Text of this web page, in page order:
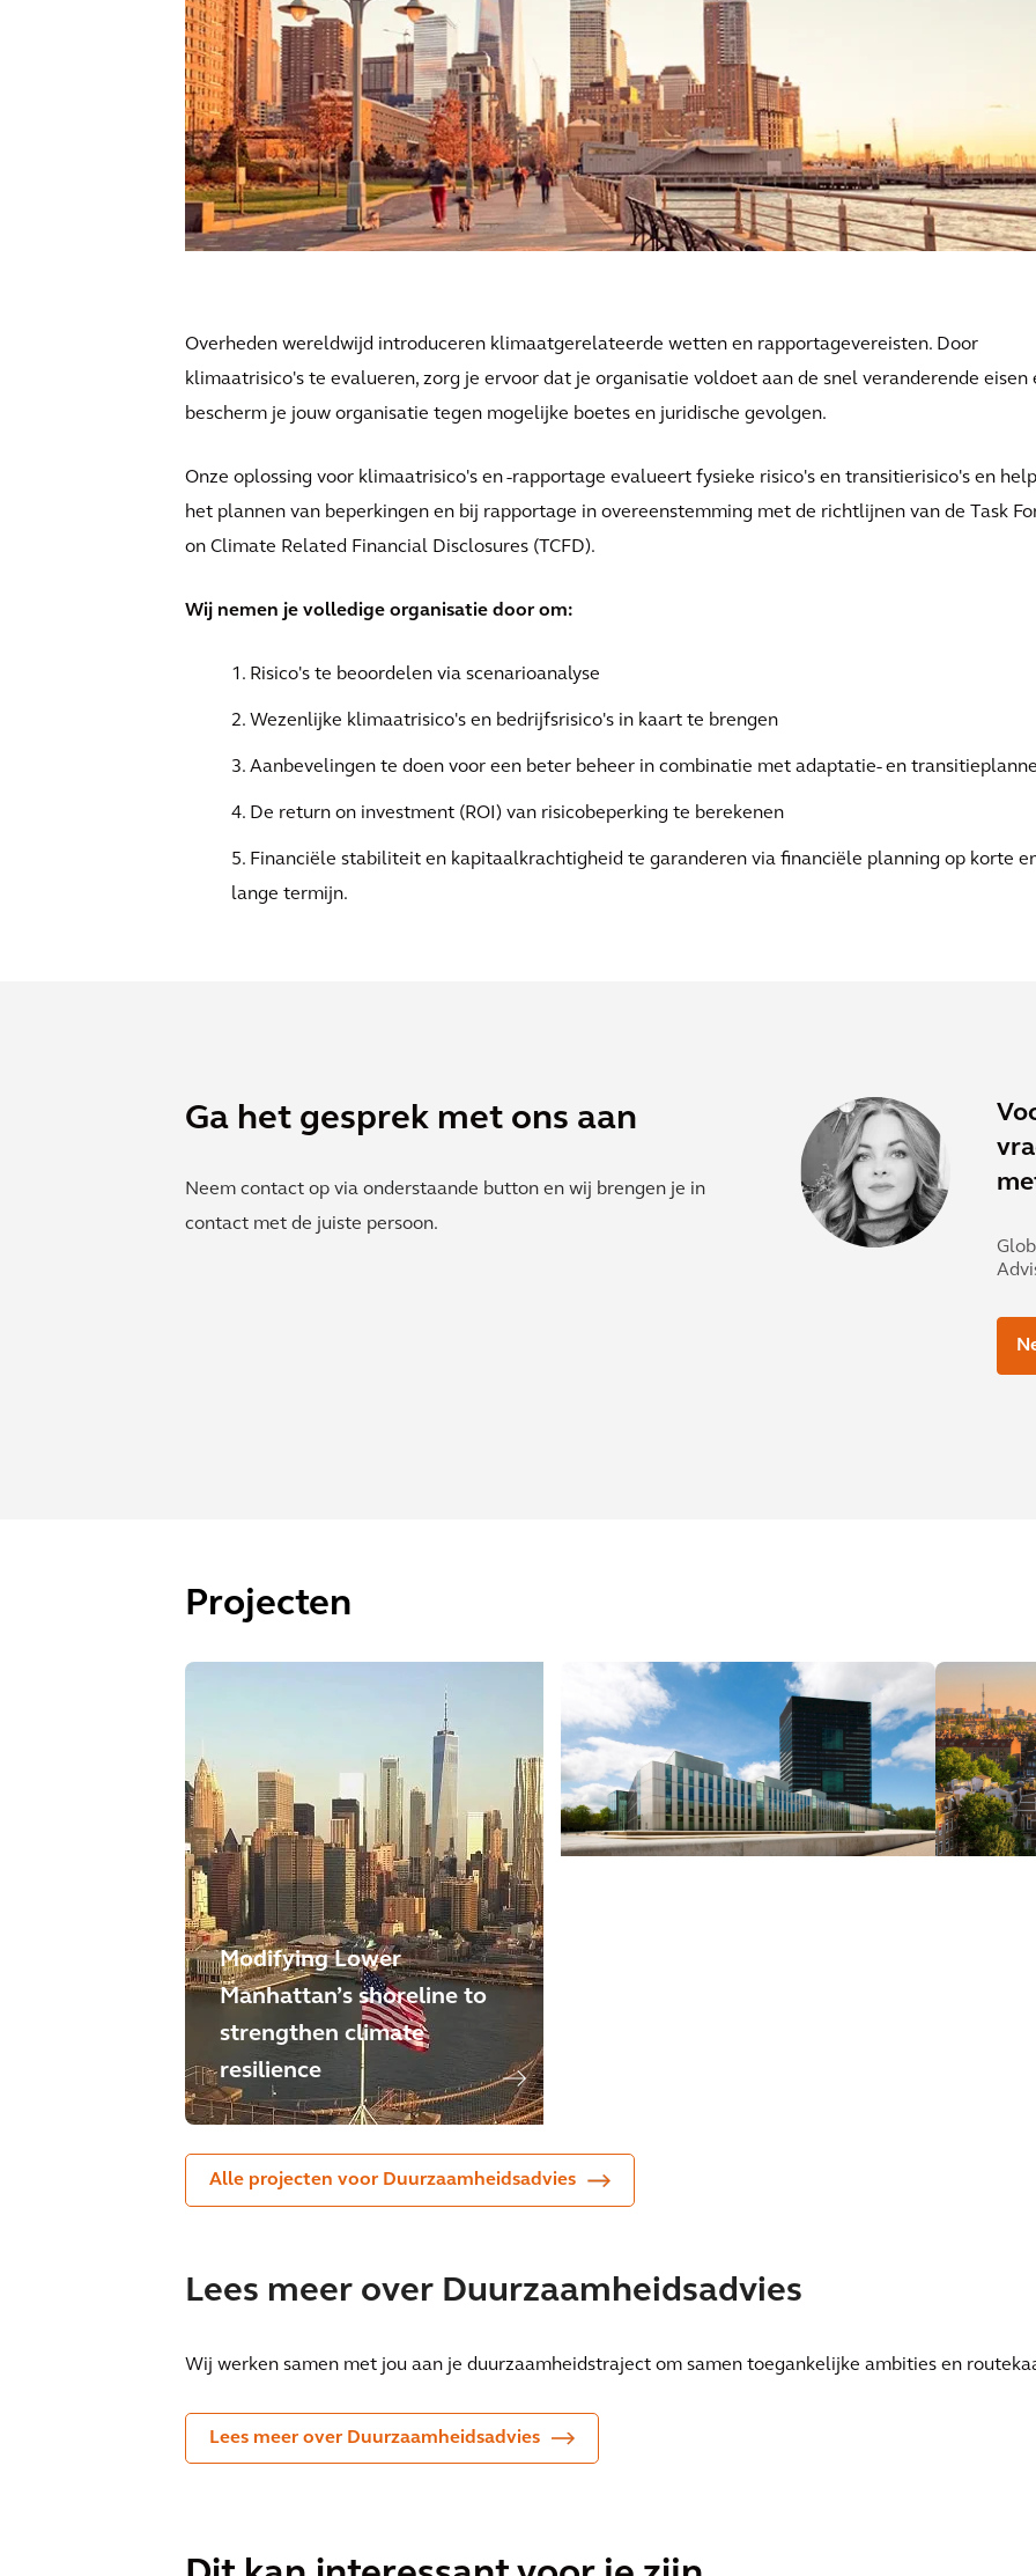
Overheden wereldwijd introduceren klimaatgerelateerde wetten en rapportagevereisten. Door
klimaatrisico's te evalueren, zorg je ervoor dat je organisatie voldoet aan de snel veranderende eisen
bescherm je jouw organisatie tegen mogelijke boetes en juridische gevolgen.
Onze oplossing voor klimaatrisico's en -rapportage evalueert fysieke risico's en transitierisico's en
het plannen van beperkingen en bij rapportage in overeenstemming met de richtlijnen van de Task
on Climate Related Financial Disclosures (TCFD).
Wij nemen je volledige organisatie door om:
1. Risico's te beoordelen via scenarioanalyse
2. Wezenlijke klimaatrisico's en bedrijfsrisico's in kaart te brengen
3. Aanbevelingen te doen voor een beter beheer in combinatie met adaptatie- en
4. De return on investment (ROI) van risicobeperking te berekenen
5. Financiële stabiliteit en kapitaalkrachtigheid te garanderen via financiële planning op korte
lange termijn.
Ga het gesprek met ons aan
Neem contact op via onderstaande button en wij brengen je in
contact met de juiste persoon.
Projecten
Modifying Lower
Manhattan’s shoreline to
strengthen climate
resilience
Alle projecten voor Duurzaamheidsadvies
Lees meer over Duurzaamheidsadvies
Wij werken samen met jou aan je duurzaamheidstraject om samen toegankelijke ambities en
Lees meer over Duurzaamheidsadvies